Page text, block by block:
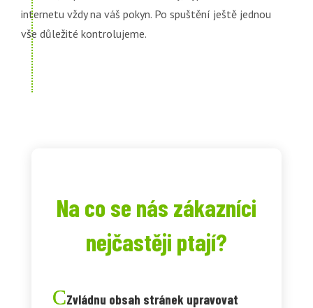
internetu vždy na váš pokyn. Po spuštění ještě jednou
vše důležité kontrolujeme.
Na co se nás zákazníci
nejčastěji ptají?
Zvládnu obsah stránek upravovat